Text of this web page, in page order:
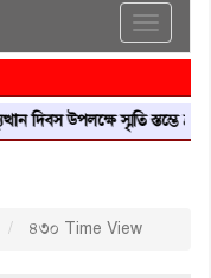
Toggle
উপলক্ষে স্মৃতি স্তম্ভে শ্রদ্ধা
৪৩০ Time View